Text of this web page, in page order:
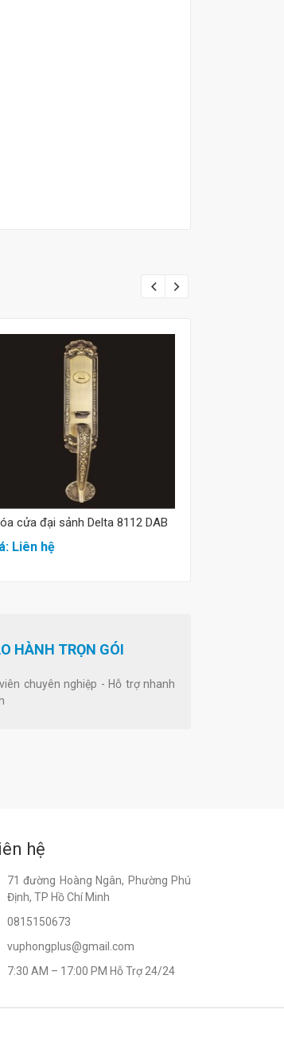
Mua hàng
cửa đại sảnh Delta 8112 DAB
Liên hệ
HÀNH TRỌN GÓI
chuyên nghiệp - Hỗ trợ nhanh
hệ
71 đường Hoàng Ngân, Phường Phú
Định, TP Hồ Chí Minh
0815150673
vuphongplus@gmail.com
7:30 AM – 17:00 PM Hỗ Trợ 24/24